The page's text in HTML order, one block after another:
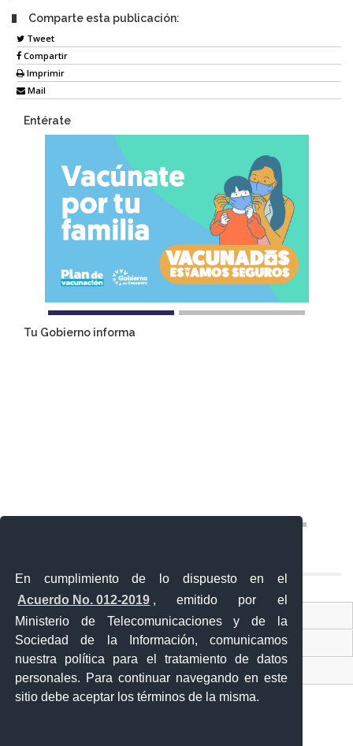
En cumplimiento de lo dispuesto en el
Acuerdo No. 012-2019 , emitido por el
Ministerio de Telecomunicaciones y de la
Sociedad de la Información, comunicamos
nuestra política para el tratamiento de datos
personales. Para continuar navegando en este
sitio debe aceptar los términos de la misma.
Comparte esta publicación:
Tweet
Compartir
Imprimir
Mail
Entérate
Tu Gobierno informa
Contacto Ciudadano
Ventanilla Única de Comercio Exterior
Sistema Nacional de Información (SNI)